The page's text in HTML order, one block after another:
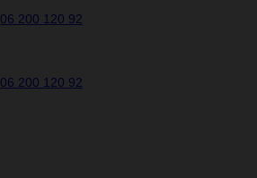
06 200 120 92
06 200 120 92